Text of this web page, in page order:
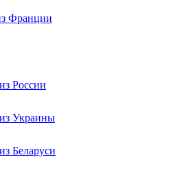
Франции
России
Украины
Беларуси